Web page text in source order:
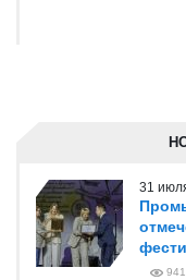
31
941